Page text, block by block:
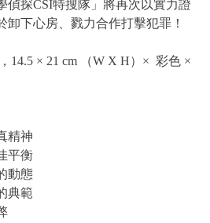
偵探CSI特搜隊」將再次以實力證
卸下心房、戮力合作打擊犯罪！
14.5 × 21 cm （W X H）× 彩色 ×
精神
平衡
動態
典範